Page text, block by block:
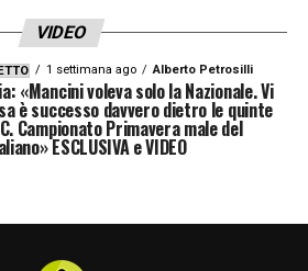
VIDEO
1 settimana ago Alberto Petrosilli
«Mancini voleva solo la Nazionale. Vi
è successo davvero dietro le quinte
Campionato Primavera male del
ESCLUSIVA e VIDEO